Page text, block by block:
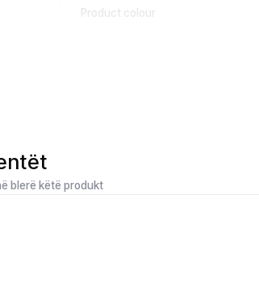
Product colour
blerë këtë produkt